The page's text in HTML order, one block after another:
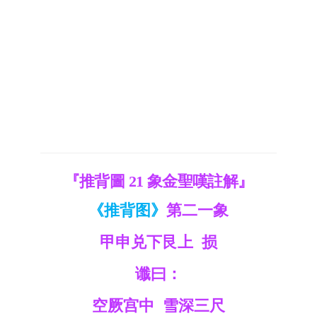
『推背圖 21 象金聖嘆註解』
《推背图》 第二一象
甲申兑下艮上 损
谶曰：
空厥宫中 雪深三尺